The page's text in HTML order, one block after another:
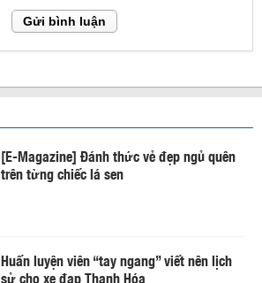
Gửi bình luận
[E-Magazine] Đánh thức vẻ đẹp ngủ quên
trên từng chiếc lá sen
Huấn luyện viên “tay ngang” viết nên lịch
sử cho xe đạp Thanh Hóa